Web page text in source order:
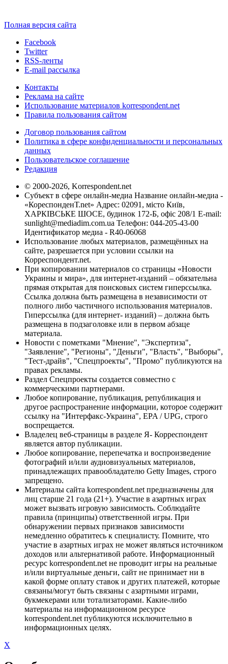
Полная версия сайта
Facebook
Twitter
RSS-ленты
E-mail рассылка
Контакты
Реклама на сайте
Использование материалов korrespondent.net
Правила пользования сайтом
Договор пользования сайтом
Политика в сфере конфиденциальности и персональных
данных
Пользовательское соглашение
Редакция
© 2000-2026, Korrespondent.net
Субъект в сфере онлайн-медиа Название онлайн-медиа -
«КореспонденТ.net» Адрес: 02091, місто Київ,
ХАРКІВСЬКЕ ШОСЕ, будинок 172-Б, офіс 208/1 E-mail:
sunlight@mediadim.com.ua Телефон: 044-205-43-00
Идентификатор медиа - R40-06068
Использование любых материалов, размещённых на
сайте, разрешается при условии ссылки на
Корреспондент.net.
При копировании материалов со страницы «Новости
Украины и мира», для интернет-изданий – обязательна
прямая открытая для поисковых систем гиперссылка.
Ссылка должна быть размещена в независимости от
полного либо частичного использования материалов.
Гиперссылка (для интернет- изданий) – должна быть
размещена в подзаголовке или в первом абзаце
материала.
Новости с пометками "Мнение", "Экспертиза",
"Заявление", "Регионы", "Деньги", "Власть", "Выборы",
"Тест-драйв", "Спецпроекты", "Промо" публикуются на
правах рекламы.
Раздел Спецпроекты создается совместно с
коммерческими партнерами.
Любое копирование, публикация, републикация и
другое распространение информации, которое содержит
ссылку на "Интерфакс-Украина", EPA / UPG, строго
воспрещается.
Владелец веб-страницы в разделе Я- Корреспондент
является автор публикации.
Любое копирование, перепечатка и воспроизведение
фотографий и/или аудиовизуальных материалов,
принадлежащих правообладателю Getty Images, строго
запрещено.
Материалы сайта korrespondent.net предназначены для
лиц старше 21 года (21+). Участие в азартных играх
может вызвать игровую зависимость. Соблюдайте
правила (принципы) ответственной игры. При
обнаружении первых признаков зависимости
немедленно обратитесь к специалисту. Помните, что
участие в азартных играх не может являться источником
доходов или альтернативой работе. Информационный
ресурс korrespondent.net не проводит игры на реальные
и/или виртуальные деньги, сайт не принимает ни в
какой форме оплату ставок и других платежей, которые
связаны/могут быть связаны с азартными играми,
букмекерами или тотализаторами. Какие-либо
материалы на информационном ресурсе
korrespondent.net публикуются исключительно в
информационных целях.
X